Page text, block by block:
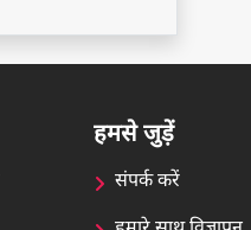
हमसे जुड़ें
संपर्क करें